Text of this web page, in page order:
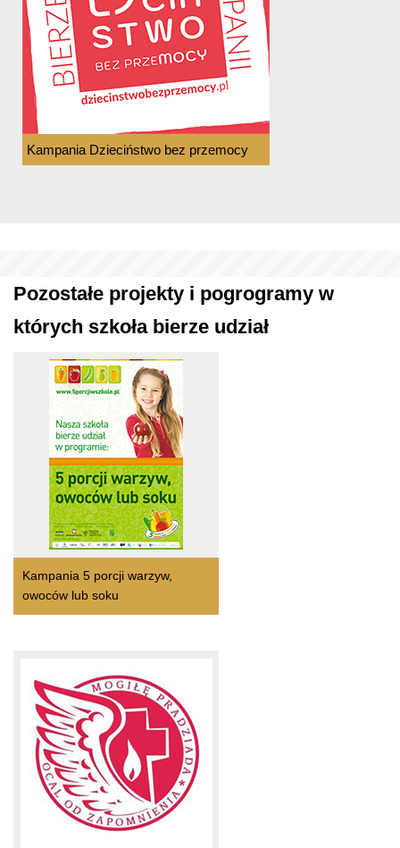
Kampania Dzieciństwo bez przemocy
Pozostałe projekty i pogrogramy w
których szkoła bierze udział
Kampania 5 porcji warzyw,
owoców lub soku